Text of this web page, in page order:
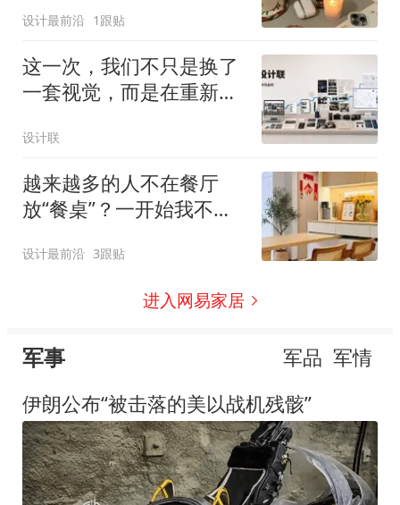
设计最前沿 1跟贴
这一次，我们不只是换了
一套视觉，而是在重新定
设计联
越来越多的人不在餐厅
放“餐桌”？一开始我不明
设计最前沿 3跟贴
进入网易家居
军事 军品 军情
伊朗公布“被击落的美以战机残骸”